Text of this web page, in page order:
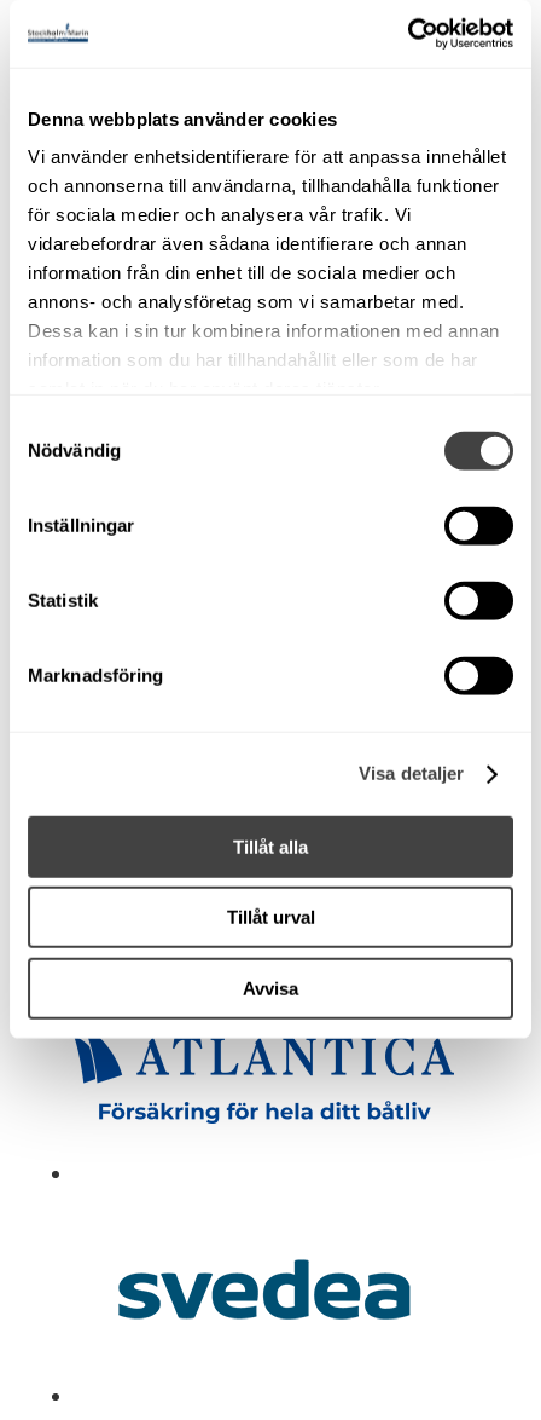
Denna webbplats använder cookies
Vi använder enhetsidentifierare för att anpassa innehållet
och annonserna till användarna, tillhandahålla funktioner
för sociala medier och analysera vår trafik. Vi
vidarebefordrar även sådana identifierare och annan
information från din enhet till de sociala medier och
annons- och analysföretag som vi samarbetar med.
Dessa kan i sin tur kombinera informationen med annan
information som du har tillhandahållit eller som de har
Nödvändig
Inställningar
Statistik
Marknadsföring
Visa detaljer
Tillåt alla
Tillåt urval
Avvisa
med reservation för felskrivning.
Passagerare8
Sovplatser5
KylskåpKylbox
WCVattentoalett
Motorfakta
Motor Yanmar 3YM20C
Effekt (hk)
Kylning
Om du inte kan betala tillbaka skulden i tid riskerar du
stöd, vänd dig till budget- och skuldrådgivningen i din
Vi hjälper dig gärna att försäkra båten hos: